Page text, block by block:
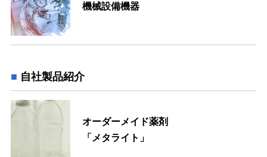
機械設備機器
自社製品紹介
オーダーメイド薬剤
「メタライト」